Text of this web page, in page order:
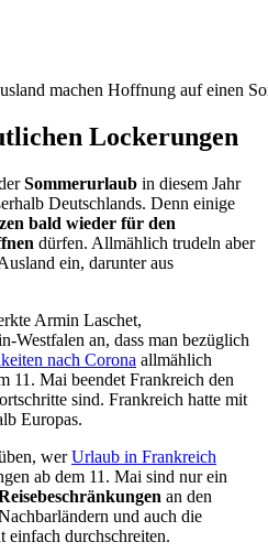
machen Hoffnung auf einen
Lockerungen
Sommerurlaub in diesem Jahr
Deutschlands. Denn einige
bald wieder für den
dürfen. Allmählich trudeln aber
ein, darunter aus
Armin Laschet,
Westfalen an, dass man bezüglich
nach Corona allmählich
11. Mai beendet Frankreich den
sind. Frankreich hatte mit
Europas.
werUrlaub in Frankreich
ab dem 11. Mai sind nur ein
an den
und auch die
einfach durchschreiten.